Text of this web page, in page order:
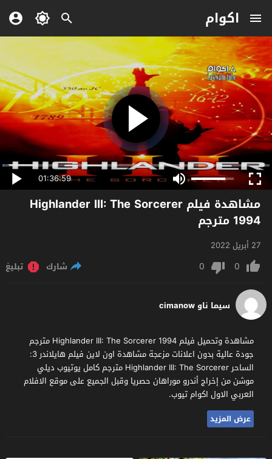
اكوام
01:36:59
مشاهدة فيلم Highlander III: The Sorcerer
1994 مترجم
27 أبريل 2022
0
0 شارك تبليغ
سيما ناو cimanow
مشاهدة وتحميل فيلم Highlander III: The Sorcerer 1994 مترجم
جودة عالية بدون اعلانات مزعجة مشاهدة اون لاين فيلم هايلاندر 3:
الساحر Highlander III: The Sorcerer مترجم كامل يوتيوب ديلي
موشن من إخراج أندرو موراهان حصريا وقبل الجميع على موقع الافلام
العربي الاول اكوام تيوب.
عرض المزيد